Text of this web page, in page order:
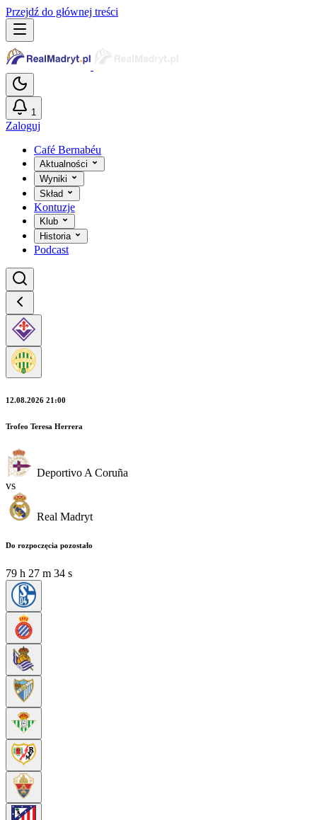
Przejdź do głównej treści
1
Zaloguj
Café Bernabéu
Aktualności
Wyniki
Skład
Kontuzje
Klub
Historia
Podcast
12.08.2026 21:00
Trofeo Teresa Herrera
Deportivo A Coruña
vs
Real Madryt
Do rozpoczęcia pozostało
79 h 27 m 34 s